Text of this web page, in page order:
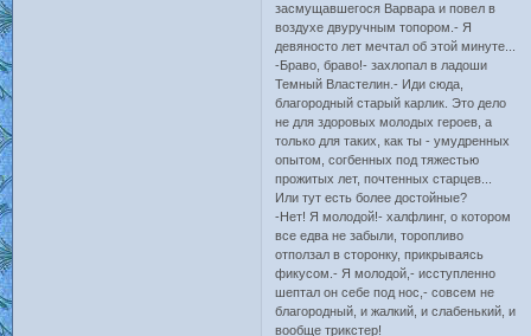
засмущавшегося Варвара и повел в
воздухе двуручным топором.- Я
девяносто лет мечтал об этой минуте...
-Браво, браво!- захлопал в ладоши
Темный Властелин.- Иди сюда,
благородный старый карлик. Это дело
не для здоровых молодых героев, а
только для таких, как ты - умудренных
опытом, согбенных под тяжестью
прожитых лет, почтенных старцев...
Или тут есть более достойные?
-Нет! Я молодой!- халфлинг, о котором
все едва не забыли, торопливо
отползал в сторонку, прикрываясь
фикусом.- Я молодой,- исступленно
шептал он себе под нос,- совсем не
благородный, и жалкий, и слабенький, и
вообще трикстер!